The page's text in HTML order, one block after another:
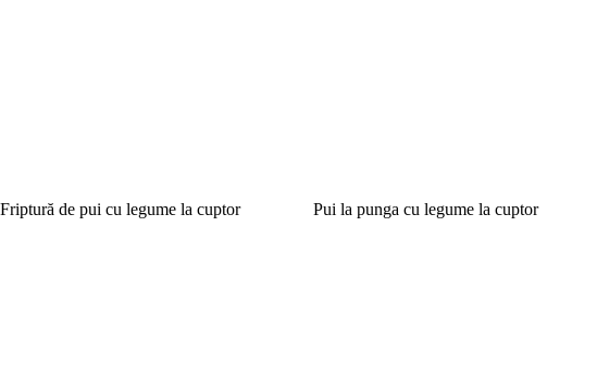
Friptură de pui cu legume la cuptor Pui la punga cu legume la cuptor